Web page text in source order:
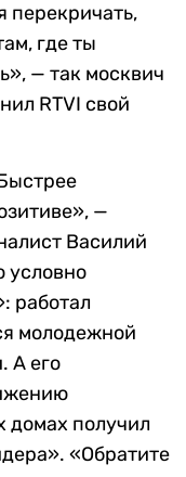
перекричать,
где ты
— так москвич
RTVI свой
—
Василий
условно
работал
молодежной
А его
домах получил
«Обратите